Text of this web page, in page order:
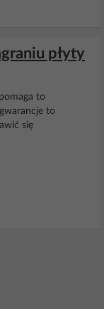
płyty
to
to
się